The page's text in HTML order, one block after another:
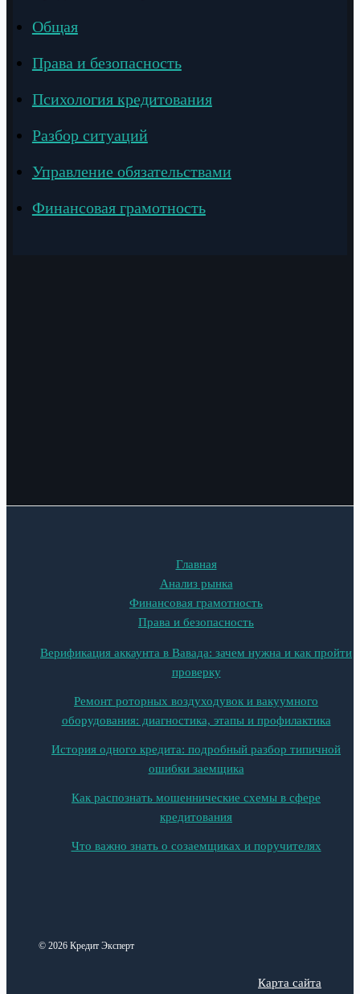
Общая
Права и безопасность
Психология кредитования
Разбор ситуаций
Управление обязательствами
Финансовая грамотность
Главная
Анализ рынка
Финансовая грамотность
Права и безопасность
Верификация аккаунта в Вавада: зачем нужна и как пройти
проверку
Ремонт роторных воздуходувок и вакуумного
оборудования: диагностика, этапы и профилактика
История одного кредита: подробный разбор типичной
ошибки заемщика
Как распознать мошеннические схемы в сфере
кредитования
Что важно знать о созаемщиках и поручителях
© 2026 Кредит Эксперт
Карта сайта